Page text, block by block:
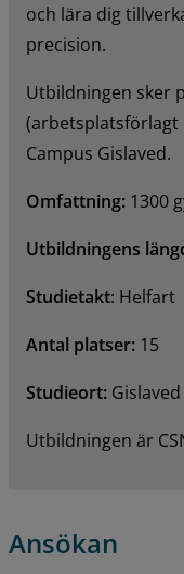
och lära dig
precision.
Utbildningen sker
(arbetsplatsförlagt
Campus Gislaved.
Omfattning: 1300
Utbildningens
Studietakt: Helfart
Antal platser: 15
Studieort: Gislaved
Utbildningen är
Ansökan